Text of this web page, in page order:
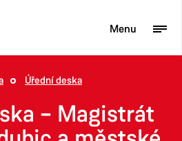
Turista
Aktuality
Úřední deska
– Magistrát
Menu